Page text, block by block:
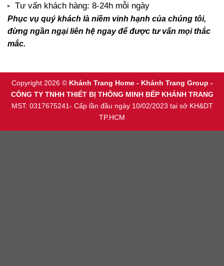
Tư vấn khách hàng: 8-24h mỗi ngày
Phục vụ quý khách là niềm vinh hạnh của chúng tôi,
đừng ngần ngại liên hệ ngay để được tư vấn mọi thắc
mắc.
Copyright 2026 © Khánh Trang Home - Khánh Trang Group -
CÔNG TY TNHH THIẾT BỊ THÔNG MINH BẾP KHÁNH TRANG
MST: 0317675241- Cấp lần đầu ngày 10/02/2023 tại sở KH&DT
TP.HCM